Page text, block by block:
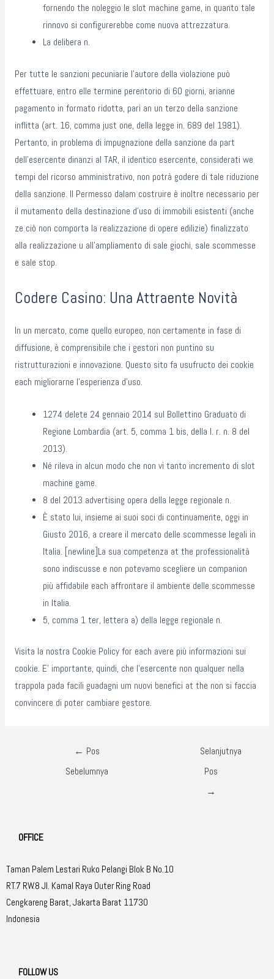
fornendo the noleggio le slot machine game, in quanto tale
rinnovo si configurerebbe come nuova attrezzatura.
La delibera n.
Per tutte le sanzioni pecuniarie l’autore della violazione può
effettuare, entro elle termine perentorio di 60 giorni, arianne
pagamento in formato ridotta, pari an un terzo della sanzione
inflitta (art. 16, comma just one, della legge in. 689 del 1981).
Pertanto, in problema di impugnazione della sanzione da part
dell’esercente dinanzi al TAR, il identico esercente, considerati we
tempi del ricorso amministrativo, non potrà godere di tale riduzione
della sanzione. Il Permesso dalam costruire è inoltre necessario per
il mutamento della destinazione d’uso di immobili esistenti (anche
ze ciò non comporta la realizzazione di opere edilizie) finalizzato
alla realizzazione u all’ampliamento di sale giochi, sale scommesse
e sale stop.
Codere Casino: Una Attraente Novità
In un mercato, come quello europeo, non certamente in fase di
diffusione, è comprensibile che i gestori non puntino su
ristrutturazioni e innovazione. Questo sito fa usufructo dei cookie
each migliorarne l’esperienza d’uso.
1274 delete 24 gennaio 2014 sul Bollettino Graduato di
Regione Lombardia (art. 5, comma 1 bis, della l. r. n. 8 del
2013).
Né rileva in alcun modo che non vi tanto incremento di slot
machine game.
8 del 2013 advertising opera della legge regionale n.
È stato lui, insieme ai suoi soci di continuamente, oggi in
Giusto 2016, a creare il mercato delle scommesse legali in
Italia. [newline]La sua competenza at the professionalità
sono indiscusse e non potevamo scegliere un companion
più affidabile each affrontare il ambiente delle scommesse
in Italia.
5, comma 1 ter, lettera a) della legge regionale n.
Visita la nostra Cookie Policy for each avere più informazioni sui
cookie. E’ importante, quindi, che l’esercente non qualquer nella
trappola pada facili guadagni um nuovi benefici at the non si faccia
convincere di poter cambiare gestore.
← Pos
Sebelumnya
Selanjutnya
Pos
→
OFFICE
Taman Palem Lestari Ruko Pelangi Blok B No.10
RT.7 RW.8 Jl. Kamal Raya Outer Ring Road
Cengkareng Barat, Jakarta Barat 11730
Indonesia
FOLLOW US